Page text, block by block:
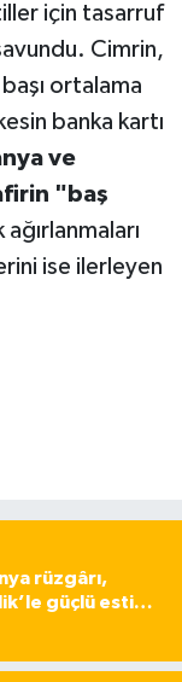
için tasarruf
Cimrin,
ortalama
banka kartı
ve
"baş
ise ilerleyen
rüzgârı,
güçlü esti…